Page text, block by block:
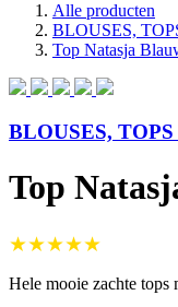
Alle producten
BLOUSES,
Top Natasja
BLOUSES,
Top
★★★★★
Hele mooie zachte tops